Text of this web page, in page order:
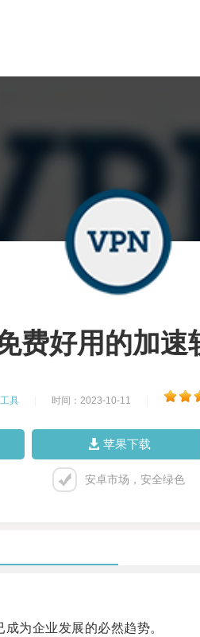
费好用的加速
工具 时间：2023-10-11
苹果下载
安卓市场，安全绿色
为企业发展的必然趋势。